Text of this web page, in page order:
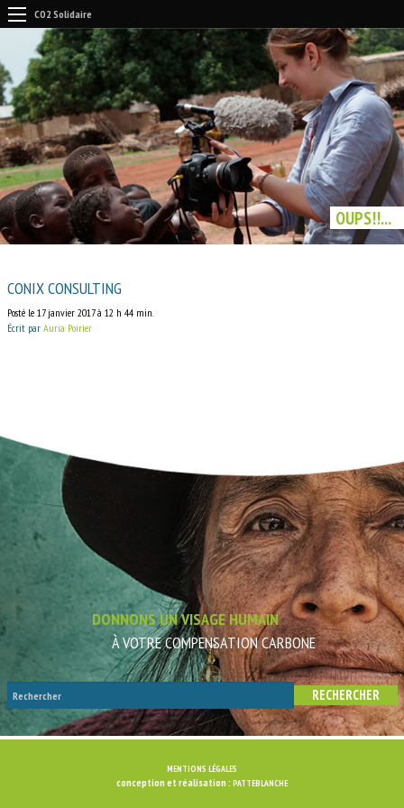
CO2 Solidaire
OUPS!!...
CONIX CONSULTING
Posté le 17 janvier 2017 à 12 h 44 min.
Écrit par Auria Poirier
DONNONS UN VISAGE HUMAIN
À VOTRE COMPENSATION CARBONE
MENTIONS LÉGALES
conception et réalisation : PATTEBLANCHE